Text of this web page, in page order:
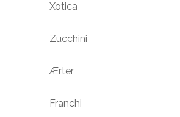
Xotica
Zucchini
Ærter
Franchi